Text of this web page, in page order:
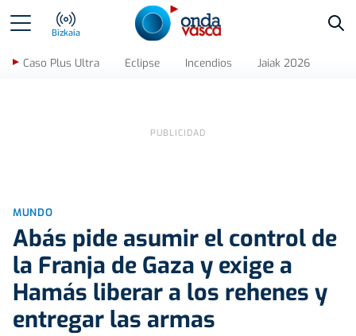
Bizkaia
Caso Plus Ultra Eclipse Incendios Jaiak 2026
MUNDO
Abás pide asumir el control de
la Franja de Gaza y exige a
Hamás liberar a los rehenes y
entregar las armas